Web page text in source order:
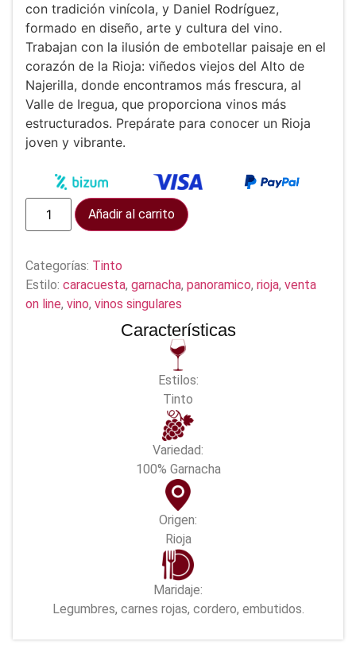
con tradición vinícola, y Daniel Rodríguez,
formado en diseño, arte y cultura del vino.
Trabajan con la ilusión de embotellar paisaje en el
corazón de la Rioja: viñedos viejos del Alto de
Najerilla, donde encontramos más frescura, al
Valle de Iregua, que proporciona vinos más
estructurados. Prepárate para conocer un Rioja
joven y vibrante.
Añadir al carrito
Categorías: Tinto
Estilo: caracuesta, garnacha, panoramico, rioja, venta
on line, vino, vinos singulares
Características
Estilos:
Tinto
Variedad:
100% Garnacha
Origen:
Rioja
Maridaje:
Legumbres, carnes rojas, cordero, embutidos.